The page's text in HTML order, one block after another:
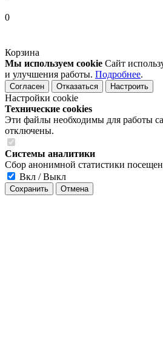
0
Корзина
Мы используем cookie Сайт
и улучшения работы. Подробнее.
Согласен Отказаться Настроить
Настройки cookie
Технические cookies
Эти файлы необходимы для работы
отключены.
Системы аналитики
Сбор анонимной статистики
Вкл / Выкл
Сохранить Отмена